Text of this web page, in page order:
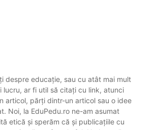
despre educație, sau cu atât mai mult
lucru, ar fi util să citați cu link, atunci
articol, părți dintr-un articol sau o idee
Noi, la EduPedu.ro ne-am asumat
etică și sperăm că și publicațiile cu